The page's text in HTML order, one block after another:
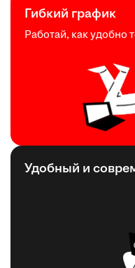
Гибкий график
Работай, как удобно
Удобный и